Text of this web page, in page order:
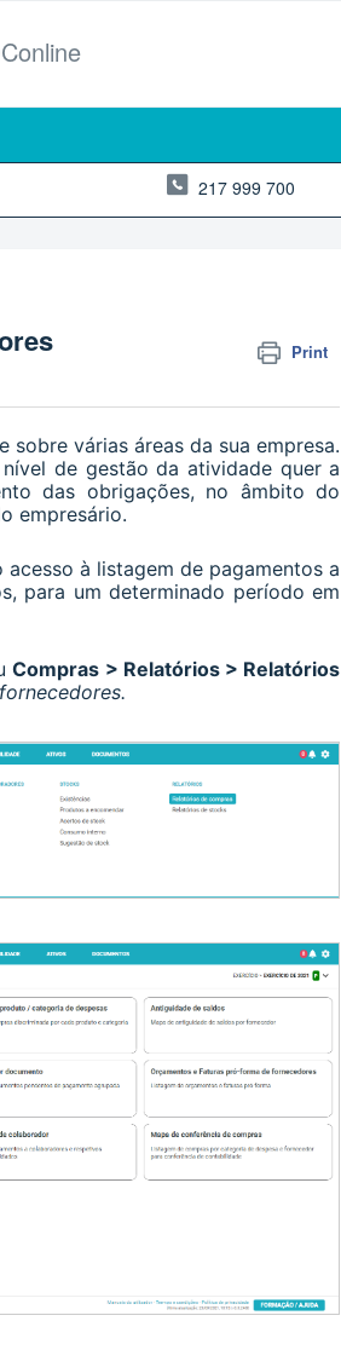
217 999 700
Print
várias áreas da sua empresa.
de gestão da atividade quer a
das obrigações, no âmbito do
empresário.
à listagem de pagamentos a
para um determinado período em
Compras > Relatórios > Relatórios